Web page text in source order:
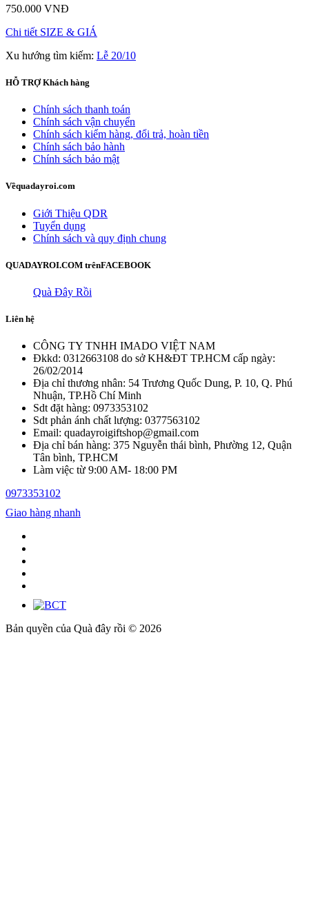
750.000 VNĐ
Chi tiết SIZE & GIÁ
Xu hướng tìm kiếm: Lễ 20/10
HỖ TRỢKhách hàng
Chính sách thanh toán
Chính sách vận chuyển
Chính sách kiểm hàng, đổi trả, hoàn tiền
Chính sách bảo hành
Chính sách bảo mật
Vềquadayroi.com
Giới Thiệu QDR
Tuyển dụng
Chính sách và quy định chung
QUADAYROI.COM trênFACEBOOK
Quà Đây Rồi
Liên hệ
CÔNG TY TNHH IMADO VIỆT NAM
Đkkd: 0312663108 do sở KH&ĐT TP.HCM cấp ngày:
26/02/2014
Địa chỉ thương nhân: 54 Trương Quốc Dung, P. 10, Q. Phú
Nhuận, TP.Hồ Chí Minh
Sdt đặt hàng: 0973353102
Sdt phản ánh chất lượng: 0377563102
Email: quadayroigiftshop@gmail.com
Địa chỉ bán hàng: 375 Nguyễn thái bình, Phường 12, Quận
Tân bình, TP.HCM
Làm việc từ 9:00 AM- 18:00 PM
0973353102
Giao hàng nhanh
Bản quyền của Quà đây rồi © 2026